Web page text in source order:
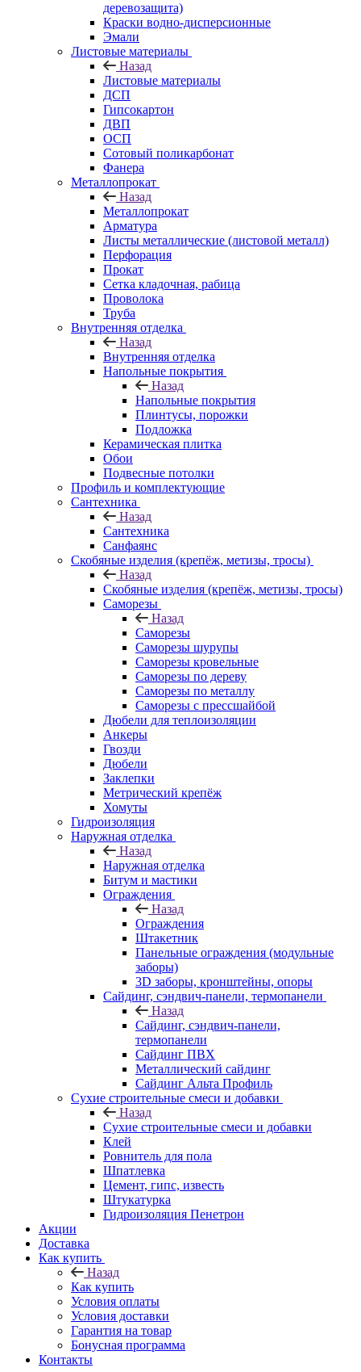
деревозащита)
Краски водно-дисперсионные
Эмали
Листовые материалы
Назад
Листовые материалы
ДСП
Гипсокартон
ДВП
ОСП
Сотовый поликарбонат
Фанера
Металлопрокат
Назад
Металлопрокат
Арматура
Листы металлические (листовой металл)
Перфорация
Прокат
Сетка кладочная, рабица
Проволока
Труба
Внутренняя отделка
Назад
Внутренняя отделка
Напольные покрытия
Назад
Напольные покрытия
Плинтусы, порожки
Подложка
Керамическая плитка
Обои
Подвесные потолки
Профиль и комплектующие
Сантехника
Назад
Сантехника
Санфаянс
Скобяные изделия (крепёж, метизы, тросы)
Назад
Скобяные изделия (крепёж, метизы, тросы)
Саморезы
Назад
Саморезы
Саморезы шурупы
Саморезы кровельные
Саморезы по дереву
Саморезы по металлу
Саморезы с прессшайбой
Дюбели для теплоизоляции
Анкеры
Гвозди
Дюбели
Заклепки
Метрический крепёж
Хомуты
Гидроизоляция
Наружная отделка
Назад
Наружная отделка
Битум и мастики
Ограждения
Назад
Ограждения
Штакетник
Панельные ограждения (модульные
заборы)
3D заборы, кронштейны, опоры
Cайдинг, сэндвич-панели, термопанели
Назад
Cайдинг, сэндвич-панели,
термопанели
Сайдинг ПВХ
Металлический сайдинг
Сайдинг Альта Профиль
Сухие строительные смеси и добавки
Назад
Сухие строительные смеси и добавки
Клей
Ровнитель для пола
Шпатлевка
Цемент, гипс, известь
Штукатурка
Гидроизоляция Пенетрон
Акции
Доставка
Как купить
Назад
Как купить
Условия оплаты
Условия доставки
Гарантия на товар
Бонусная программа
Контакты